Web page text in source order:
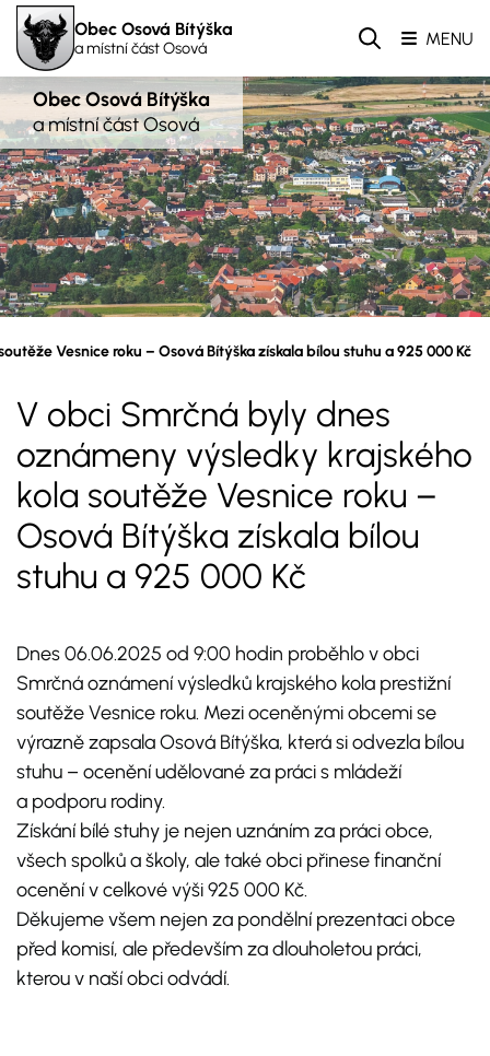
Obec Osová Bítýška
a místní část Osová MENU
Obec Osová Bítýška
a místní část Osová
Vesnice roku – Osová Bítýška získala bílou stuhu a 925 000 Kč
V obci Smrčná byly dnes
oznámeny výsledky krajského
kola soutěže Vesnice roku –
Osová Bítýška získala bílou
stuhu a 925 000 Kč
Dnes 06.06.2025 od 9:00 hodin proběhlo v obci
Smrčná oznámení výsledků krajského kola prestižní
soutěže Vesnice roku. Mezi oceněnými obcemi se
výrazně zapsala Osová Bítýška, která si odvezla bílou
stuhu – ocenění udělované za práci s mládeží
a podporu rodiny.
Získání bílé stuhy je nejen uznáním za práci obce,
všech spolků a školy, ale také obci přinese finanční
ocenění v celkové výši 925 000 Kč.
Děkujeme všem nejen za pondělní prezentaci obce
před komisí, ale především za dlouholetou práci,
kterou v naší obci odvádí.